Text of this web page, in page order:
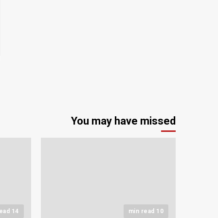
You may have missed
10 min read
14 min read